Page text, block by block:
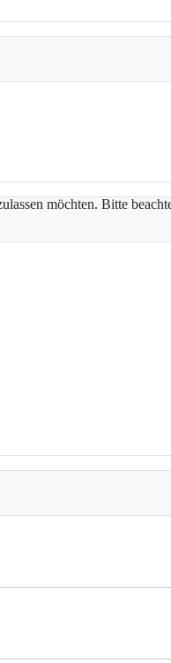
möchten. Bitte